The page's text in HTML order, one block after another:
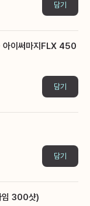
담기
아이써마지FLX 450
담기
담기
임 300샷)